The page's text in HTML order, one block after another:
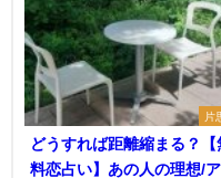
片
どうすれば距離縮まる？【
料恋占い】あの人の理想/